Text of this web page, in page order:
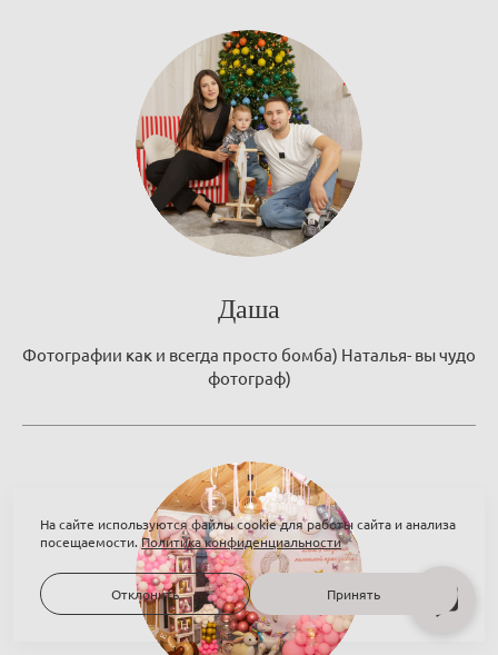
Даша
Фотографии как и всегда просто бомба) Наталья- вы чудо
фотограф)
На сайте используются файлы cookie для работы сайта и анализа
посещаемости.Политика конфиденциальности
Отклонить Принять